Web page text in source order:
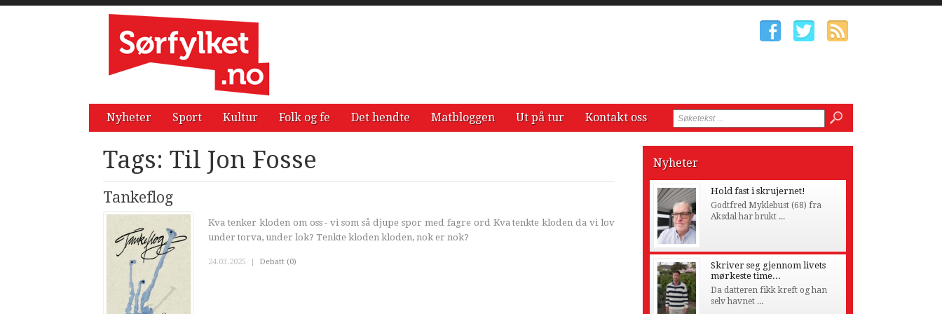
Nyheter Sport Kultur Folk og fe Det hendte Matbloggen Ut på tur Kontakt oss
Tags: Til Jon Fosse
Tankeflog
Kva tenker kloden om oss - vi som så djupe spor med fagre ord Kva tenkte kloden da vi lov
under torva, under lok? Tenkte kloden kloden, nok er nok?
24.03.2025 | Debatt (0)
Nyheter
Hold fast i skrujernet!
Godtfred Myklebust (68) fra
Aksdal har brukt ...
Skriver seg gjennom livets
mørkeste time...
Da datteren fikk kreft og han
selv havnet ...